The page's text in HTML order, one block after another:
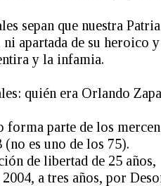
sepan que nuestra
apartada de su heroico y
y la infamia.
quién era Orlando
forma parte de los
es uno de los 75).
de libertad de 25 años,
a tres años, por